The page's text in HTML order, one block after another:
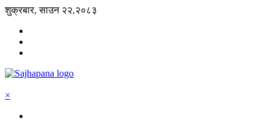
शुक्रबार, साउन २२,२०८३
×